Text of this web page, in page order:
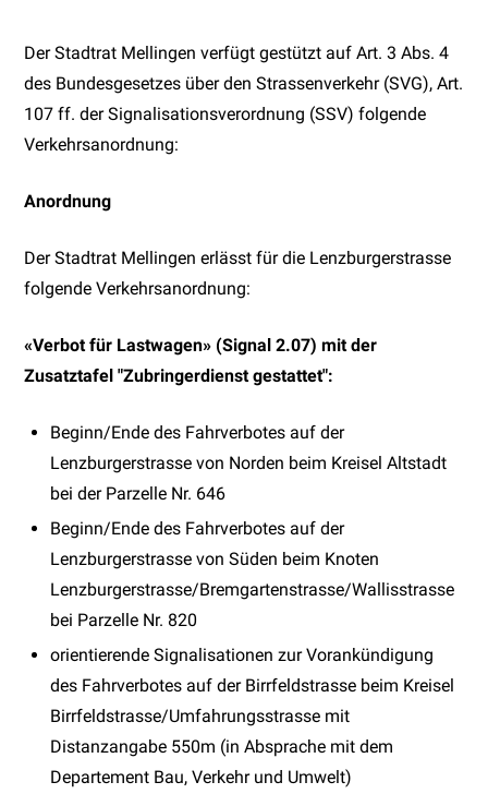
Der Stadtrat Mellingen verfügt gestützt auf Art. 3 Abs. 4
des Bundesgesetzes über den Strassenverkehr (SVG), Art.
107 ff. der Signalisationsverordnung (SSV) folgende
Verkehrsanordnung:
Anordnung
Der Stadtrat Mellingen erlässt für die Lenzburgerstrasse
folgende Verkehrsanordnung:
«Verbot für Lastwagen» (Signal 2.07) mit der
Zusatztafel "Zubringerdienst gestattet":
Beginn/Ende des Fahrverbotes auf der
Lenzburgerstrasse von Norden beim Kreisel Altstadt
bei der Parzelle Nr. 646
Beginn/Ende des Fahrverbotes auf der
Lenzburgerstrasse von Süden beim Knoten
Lenzburgerstrasse/Bremgartenstrasse/Wallisstrasse
bei Parzelle Nr. 820
orientierende Signalisationen zur Vorankündigung
des Fahrverbotes auf der Birrfeldstrasse beim Kreisel
Birrfeldstrasse/Umfahrungsstrasse mit
Distanzangabe 550m (in Absprache mit dem
Departement Bau, Verkehr und Umwelt)